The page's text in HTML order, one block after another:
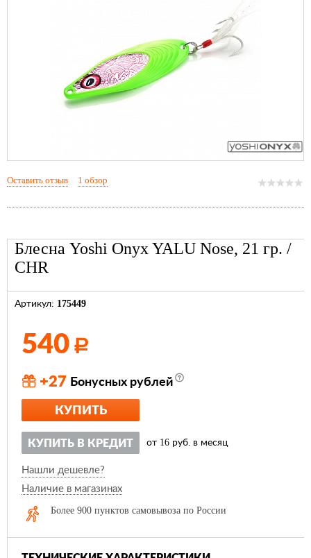
Блесна Yoshi Onyx YALU Nose, 21 гр. /
CHR
Артикул: 175449
540 Р
+27 Бонусных рублей
КУПИТЬ
КУПИТЬ В КРЕДИТ от 16 руб. в месяц
Нашли дешевле?
Наличие в магазинах
Более 900 пунктов самовывоза по России
Оставить отзыв 1 обзор